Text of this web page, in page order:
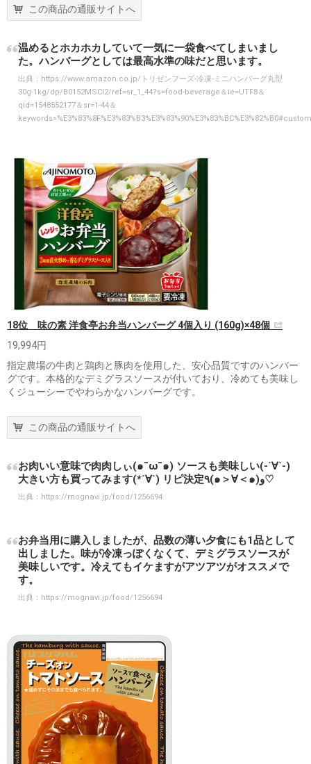
この商品の通販サイトへ
温めるとホカホカしていて一気に一袋食べてしまいまし
た。ハンバーグとしては最高水準の味だと思います。
出典： https://www.amazon.co.jp/トリゼンフーズ-冷凍-ミニハンバーグ丸型
30g-1kg/dp/B0152MSCI2/ref=sr_1_44?s=food-beverage＆ie=UTF8＆
qid=1548552177＆sr=1-44＆
18位 味の素 洋食亭お弁当ハンバーグ 4個入り (160g)×48個
19,994円
指定農場の牛肉と鶏肉と豚肉を使用した、安心品質ですのハンバー
グです。本格的なデミグラスソースが付いており、冷めても美味し
くジューシーでやわらかなハンバーグです。
この商品の通販サイトへ
お肉いい意味で肉肉しぃ(๑¯ω¯๑) ソースも美味しい(-´∀`-)
大きい方も買ってみます(*´∀`) リピ決定٩(๑＞∀＜๑)و♡
出典： https://mognavi.jp/food/1256694
お弁当用に購入しましたが、品数の薄い夕食にも1品として
出しました。味が冷凍っぽくなくて、デミグラスソースが
美味しいです。冷えてもイケますがアツアツがオススメで
す。
出典： https://mognavi.jp/food/1256694